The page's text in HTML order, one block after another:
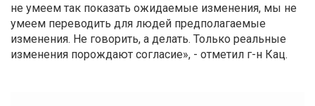
не умеем так показать ожидаемые изменения, мы не
умеем переводить для людей предполагаемые
изменения. Не говорить, а делать. Только реальные
изменения порождают согласие», - отметил г-н Кац.